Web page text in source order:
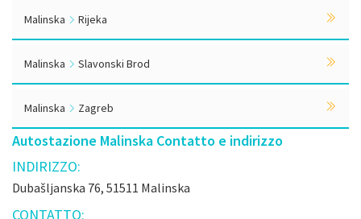
Malinska Rijeka
Malinska Slavonski Brod
Malinska Zagreb
Autostazione Malinska Contatto e indirizzo
INDIRIZZO:
Dubašljanska 76, 51511 Malinska
CONTATTO: